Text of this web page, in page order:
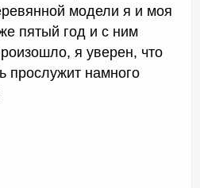
модели я и моя
пятый год и с ним
я уверен, что
прослужит намного